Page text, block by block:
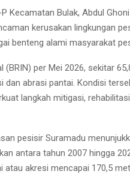
Kecamatan Bulak, Abdul
kerusakan lingkungan
benteng alami masyarakat
per Mei 2026, sekitar
abrasi pantai. Kondisi
langkah mitigasi,
pesisir Suramadu
antara tahun 2007 hingga
akresi mencapai 170,5